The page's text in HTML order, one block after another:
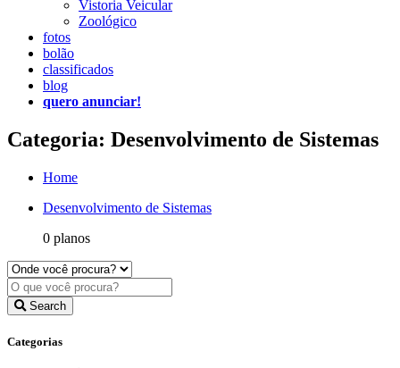
Vistoria Veicular
Zoológico
fotos
bolão
classificados
blog
quero anunciar!
Categoria: Desenvolvimento de Sistemas
Home
Desenvolvimento de Sistemas
0 planos
Search
Categorias